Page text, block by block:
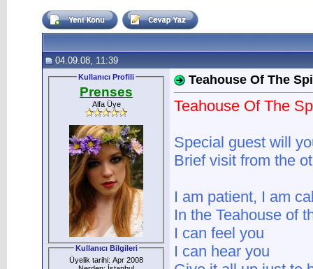
04.09.08, 11:39
Kullanıcı Profili
Prenses
Alfa Üye
Kullanıcı Bilgileri
Üyelik tarihi: Apr 2008
Teahouse Of The
Teahouse Of The
Special guest will
Brief visit from the
I am patient, I am
In the Teahouse of
I can feel you
I can hear you